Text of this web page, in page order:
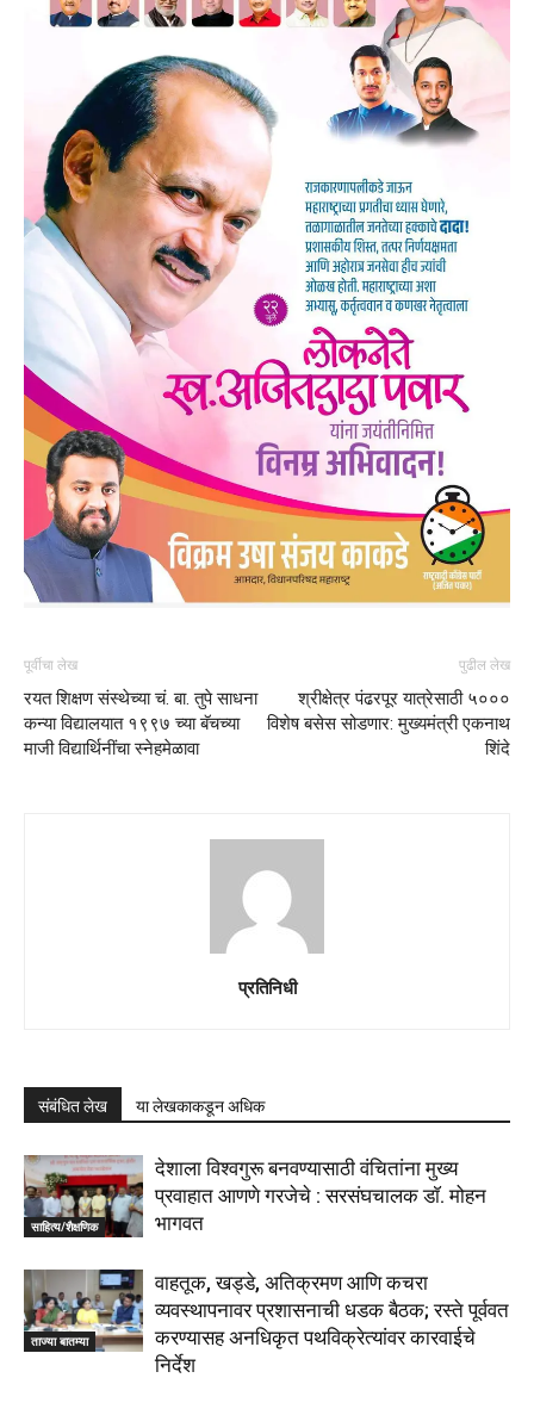
पूर्वीचा लेख
रयत शिक्षण संस्थेच्या चं. बा. तुपे साधना
कन्या विद्यालयात १९९७ च्या बॅचच्या
माजी विद्यार्थिनींचा स्नेहमेळावा
पुढील लेख
श्रीक्षेत्र पंढरपूर यात्रेसाठी ५०००
विशेष बसेस सोडणार: मुख्यमंत्री एकनाथ
शिंदे
प्रतिनिधी
संबंधित लेख या लेखकाकडून अधिक
साहित्य/शैक्षणिक
देशाला विश्वगुरू बनवण्यासाठी वंचितांना मुख्य
प्रवाहात आणणे गरजेचे : सरसंघचालक डाॅ. मोहन
भागवत
ताज्या बातम्या
वाहतूक, खड्डे, अतिक्रमण आणि कचरा
व्यवस्थापनावर प्रशासनाची धडक बैठक; रस्ते पूर्ववत
करण्यासह अनधिकृत पथविक्रेत्यांवर कारवाईचे
निर्देश